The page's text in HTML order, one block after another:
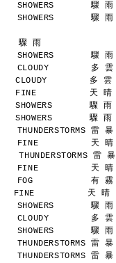
驟 雨
驟 雨
驟 雨
驟 雨
多 雲
CLOUDY        多 雲
FINE          天 晴
驟 雨
驟 雨
雷 暴
FINE          天 晴
雷 暴
FINE          天 晴
FOG           有 霧
FINE          天 晴
驟 雨
多 雲
驟 雨
雷 暴
雷 暴